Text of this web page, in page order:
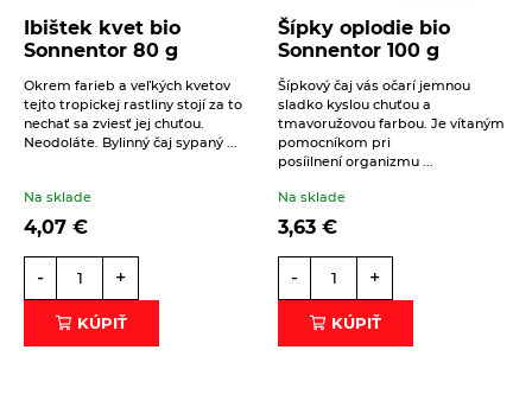
Keramické slniečko
Kúpele na detoxikáciu organizmu
Literatúra
Beriem na vedomiespracovanie osobných údajov.
Ibištek kvet bio
Sonnentor 80 g
Okrem farieb a veľkých kvetov
tejto tropickej rastliny stojí za to
nechať sa zviesť jej chuťou.
Neodoláte. Bylinný čaj sypaný ...
Na sklade
4,07 €
- +
KÚPIŤ
Šípky oplodie bio
Sonnentor 100 g
Šípkový čaj vás očarí jemnou
sladko kyslou chuťou a
tmavoružovou farbou. Je vítaným
pomocníkom pri
posíilnení organizmu ...
Na sklade
3,63 €
- +
KÚPIŤ